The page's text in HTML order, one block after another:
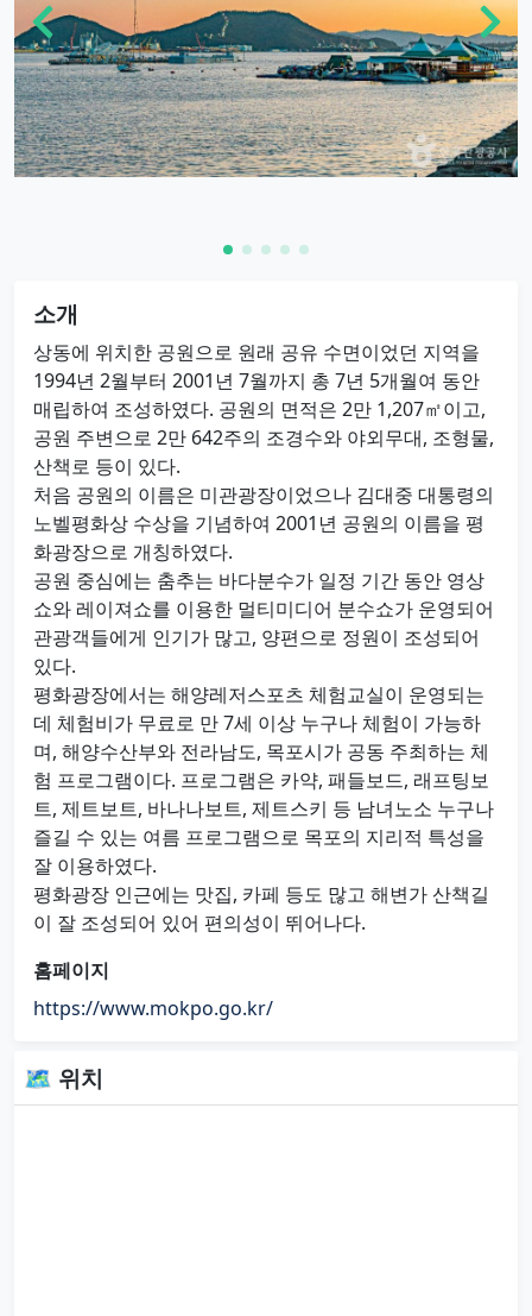
소개
상동에 위치한 공원으로 원래 공유 수면이었던 지역을
1994년 2월부터 2001년 7월까지 총 7년 5개월여 동안
매립하여 조성하였다. 공원의 면적은 2만 1,207㎡이고,
공원 주변으로 2만 642주의 조경수와 야외무대, 조형물,
산책로 등이 있다.
처음 공원의 이름은 미관광장이었으나 김대중 대통령의
노벨평화상 수상을 기념하여 2001년 공원의 이름을 평
화광장으로 개칭하였다.
공원 중심에는 춤추는 바다분수가 일정 기간 동안 영상
쇼와 레이져쇼를 이용한 멀티미디어 분수쇼가 운영되어
관광객들에게 인기가 많고, 양편으로 정원이 조성되어
있다.
평화광장에서는 해양레저스포츠 체험교실이 운영되는
데 체험비가 무료로 만 7세 이상 누구나 체험이 가능하
며, 해양수산부와 전라남도, 목포시가 공동 주최하는 체
험 프로그램이다. 프로그램은 카약, 패들보드, 래프팅보
트, 제트보트, 바나나보트, 제트스키 등 남녀노소 누구나
즐길 수 있는 여름 프로그램으로 목포의 지리적 특성을
잘 이용하였다.
평화광장 인근에는 맛집, 카페 등도 많고 해변가 산책길
이 잘 조성되어 있어 편의성이 뛰어나다.
홈페이지
https://www.mokpo.go.kr/
🗺 위치